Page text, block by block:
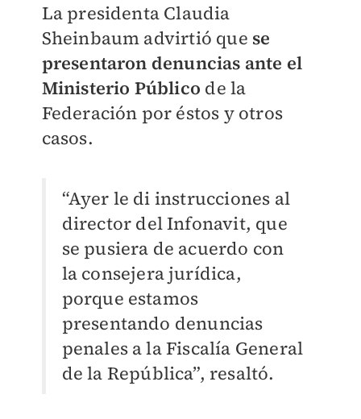
La presidenta Claudia
Sheinbaum advirtió que se
presentaron denuncias ante el
Ministerio Público de la
Federación por éstos y otros
casos.
“Ayer le di instrucciones al
director del Infonavit, que
se pusiera de acuerdo con
la consejera jurídica,
porque estamos
presentando denuncias
penales a la Fiscalía General
de la República”, resaltó.